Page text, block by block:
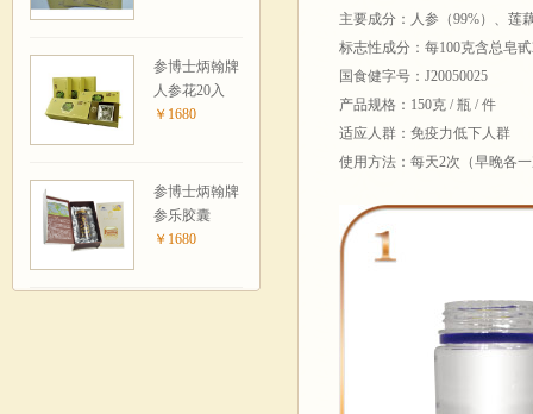
参博士炳翰牌
人参花20入
￥1680
参博士炳翰牌
参乐胶囊
￥1680
主要成分：人参（99%）、莲
标志性成分：每100克含总皂
国食健字号：J20050025
产品规格：150克 / 瓶 / 件
适应人群：免疫力低下人群
使用方法：每天2次（早晚各